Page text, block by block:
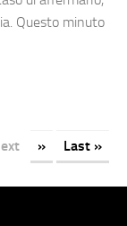
Questo minuto
» Last »